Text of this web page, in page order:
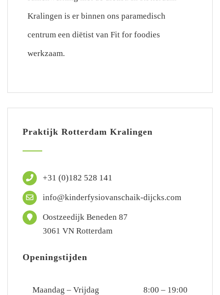
Kralingen is er binnen ons paramedisch
centrum een diëtist van Fit for foodies
werkzaam.
Praktijk Rotterdam Kralingen
+31 (0)182 528 141
info@kinderfysiovanschaik-dijcks.com
Oostzeedijk Beneden 87
3061 VN Rotterdam
Openingstijden
Maandag – Vrijdag 8:00 – 19:00